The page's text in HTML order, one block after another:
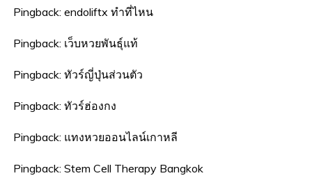
Pingback:endoliftx ทำที่ไหน
Pingback: เว็บหวยพันธุ์แท้
Pingback:ทัวร์ญี่ปุ่นส่วนตัว
Pingback:ทัวร์ฮ่องกง
Pingback: แทงหวยออนไลน์เกาหลี
Pingback:Stem Cell Therapy Bangkok